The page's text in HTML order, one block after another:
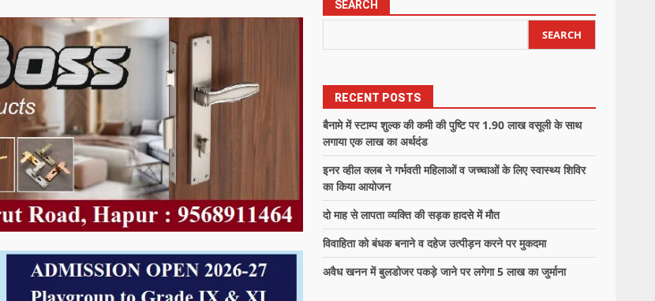
SEARCH
SEARCH
RECENT POSTS
बैनामे में स्टाम्प शुल्क की कमी की पुष्टि पर 1.90 लाख वसूली के साथ
लगाया एक लाख का अर्थदंड
इनर व्हील क्लब ने गर्भवती महिलाओं व जच्चाओं के लिए स्वास्थ्य शिविर
का किया आयोजन
दो माह से लापता व्यक्ति की सड़क हादसे में मौत
विवाहिता को बंधक बनाने व दहेज उत्पीड़न करने पर मुकदमा
अवैध खनन में बुलडोजर पकड़े जाने पर लगेगा 5 लाख का जुर्माना